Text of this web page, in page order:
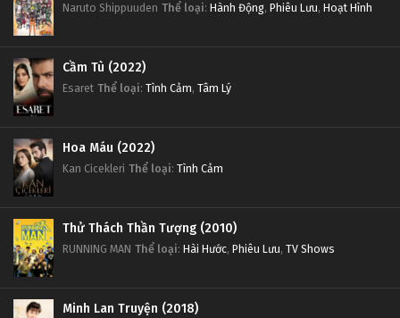
Naruto Shippuuden Thể loại: Hành Động, Phiêu Lưu, Hoạt Hình
Cầm Tù (2022)
Esaret Thể loại: Tình Cảm, Tâm Lý
Hoa Máu (2022)
Kan Cicekleri Thể loại: Tình Cảm
Thử Thách Thần Tượng (2010)
RUNNING MAN Thể loại: Hài Hước, Phiêu Lưu, TV Shows
Minh Lan Truyện (2018)